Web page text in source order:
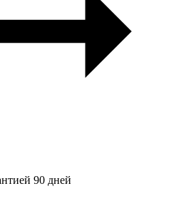
90 дней